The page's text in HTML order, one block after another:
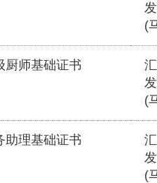
(
厨师基础证书
(
助理基础证书
(